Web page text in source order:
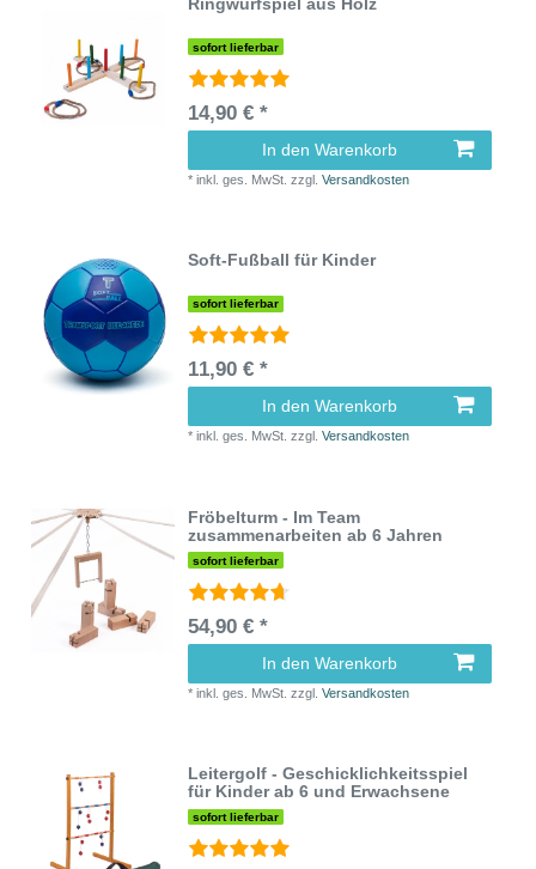
sofort lieferbar
14,90 € *
In den Warenkorb
*inkl. ges. MwSt. zzgl.Versandkosten
Soft-Fußball für Kinder
sofort lieferbar
11,90 € *
In den Warenkorb
*inkl. ges. MwSt. zzgl.Versandkosten
Fröbelturm - Im Team
zusammenarbeiten ab 6 Jahren
sofort lieferbar
54,90 € *
In den Warenkorb
*inkl. ges. MwSt. zzgl.Versandkosten
Leitergolf - Geschicklichkeitsspiel
für Kinder ab 6 und Erwachsene
sofort lieferbar